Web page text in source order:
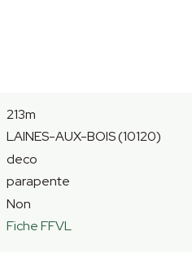
213m
LAINES-AUX-BOIS (10120)
deco
parapente
Non
Fiche FFVL